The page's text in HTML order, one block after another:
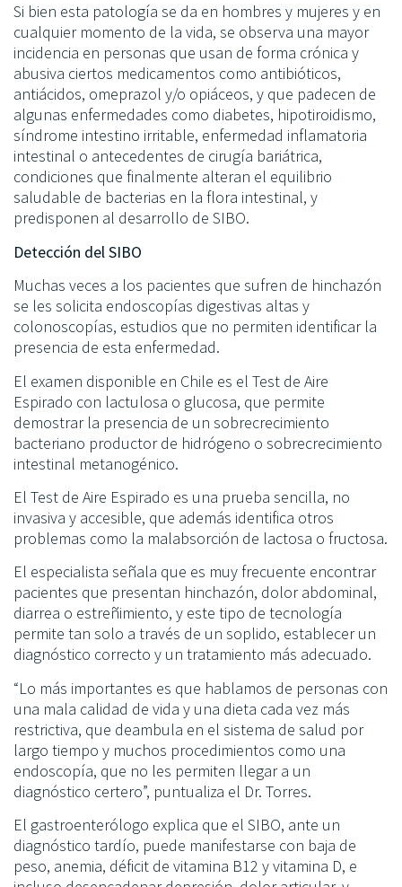
Si bien esta patología se da en hombres y mujeres y en
cualquier momento de la vida, se observa una mayor
incidencia en personas que usan de forma crónica y
abusiva ciertos medicamentos como antibióticos,
antiácidos, omeprazol y/o opiáceos, y que padecen de
algunas enfermedades como diabetes, hipotiroidismo,
síndrome intestino irritable, enfermedad inflamatoria
intestinal o antecedentes de cirugía bariátrica,
condiciones que finalmente alteran el equilibrio
saludable de bacterias en la flora intestinal, y
predisponen al desarrollo de SIBO.
Detección del SIBO
Muchas veces a los pacientes que sufren de hinchazón
se les solicita endoscopías digestivas altas y
colonoscopías, estudios que no permiten identificar la
presencia de esta enfermedad.
El examen disponible en Chile es el Test de Aire
Espirado con lactulosa o glucosa, que permite
demostrar la presencia de un sobrecrecimiento
bacteriano productor de hidrógeno o sobrecrecimiento
intestinal metanogénico.
El Test de Aire Espirado es una prueba sencilla, no
invasiva y accesible, que además identifica otros
problemas como la malabsorción de lactosa o fructosa.
El especialista señala que es muy frecuente encontrar
pacientes que presentan hinchazón, dolor abdominal,
diarrea o estreñimiento, y este tipo de tecnología
permite tan solo a través de un soplido, establecer un
diagnóstico correcto y un tratamiento más adecuado.
“Lo más importantes es que hablamos de personas con
una mala calidad de vida y una dieta cada vez más
restrictiva, que deambula en el sistema de salud por
largo tiempo y muchos procedimientos como una
endoscopía, que no les permiten llegar a un
diagnóstico certero”, puntualiza el Dr. Torres.
El gastroenterólogo explica que el SIBO, ante un
diagnóstico tardío, puede manifestarse con baja de
peso, anemia, déficit de vitamina B12 y vitamina D, e